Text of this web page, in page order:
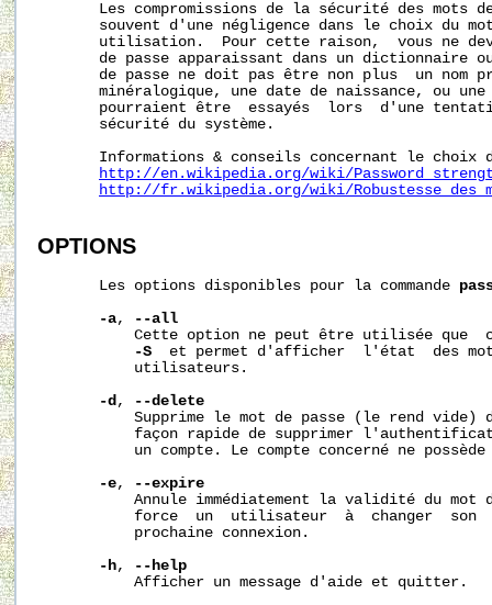
Les compromissions de la sécurité des mots
souvent d'une négligence dans le choix du
utilisation.  Pour cette raison,  vous ne
de passe apparaissant dans un dictionnaire
de passe ne doit pas être non plus  un nom
minéralogique, une date de naissance, ou
pourraient être  essayés  lors  d'une
       sécurité du système.
Informations & conseils concernant le choix
http://en.wikipedia.org/wiki/
http://fr.wikipedia.org/wiki/
OPTIONS
       Les options disponibles pour la commande
-a,
--all
Cette option ne peut être utilisée que
-S
et permet d'afficher  l'état  des
           utilisateurs.
-d ,
--delete
Supprime le mot de passe (le rend vide)
façon rapide de supprimer
un compte. Le compte concerné ne
-e,
--expire
Annule immédiatement la validité du mot
force  un  utilisateur  à  changer  son
           prochaine connexion.
-h,
--help
           Afficher un message d'aide et quitter.